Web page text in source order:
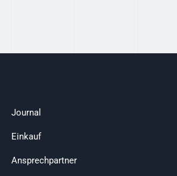
Journal
Einkauf
Ansprechpartner